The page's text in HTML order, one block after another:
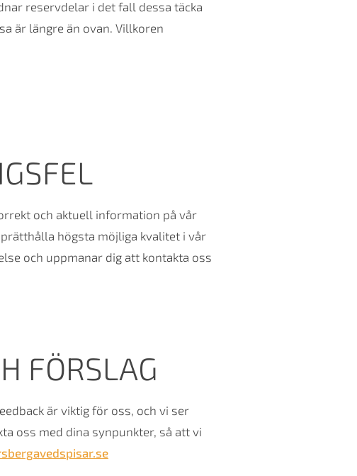
reservdelar i det fall dessa täcka
är längre än ovan. Villkoren
och aktuell information på vår
högsta möjliga kvalitet i vår
och uppmanar dig att kontakta oss
FÖRSLAG
är viktig för oss, och vi ser
oss med dina synpunkter, så att vi